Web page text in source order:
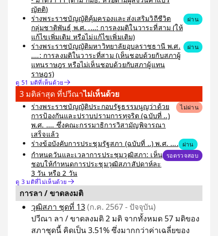
ญัตติ)
ร่างพระราชบัญญัติคุ้มครองและส่งเสริมวิถีชีวิต
กลุ่มชาติพันธุ์ พ.ศ. ....: การลงมติในวาระที่สาม (ให้
แก้ไขเพิ่มเติม หรือไม่แก้ไขเพิ่มเติม)
ผ่าน
ร่างพระราชบัญญัติมหาวิทยาลัยอุบลราชธานี พ.ศ.
....: การลงมติในวาระที่สาม (เห็นชอบด้วยกับสภาผู้
แทนราษฎร หรือไม่เห็นชอบด้วยกับสภาผู้แทน
ราษฎร)
ผ่าน
ดู 51 มติที่เห็นด้วย
3 มติล่าสุด ที่ปวีณาไม่เห็นด้วย
ร่างพระราชบัญญัติประกอบรัฐธรรมนูญว่าด้วย
การป้องกันและปราบปรามการทุจริต (ฉบับที่ ..)
พ.ศ. .... ซึ่งคณะกรรมาธิการวิสามัญพิจารณา
เสร็จแล้ว
ไม่ผ่าน
ร่างข้อบังคับการประชุมรัฐสภา (ฉบับที่ ..) พ.ศ. .... ผ่าน
กำหนดวันและเวลาการประชุมวุฒิสภา: เห็น
ชอบให้กำหนดการประชุมวุฒิสภาสัปดาห์ละ
3 วัน หรือ 2 วัน
รอตรวจสอบ
ดู 3 มติที่ไม่เห็นด้วย
การลา / ขาดลงมติ
วุฒิสภา ชุดที่ 13(ก.ค. 2567 - ปัจจุบัน)
ปวีณา ลา / ขาดลงมติ 2 มติ จากทั้งหมด 57 มติของ
สภาชุดนี้ คิดเป็น 3.51% ซึ่งมากกว่าค่าเฉลี่ยของ